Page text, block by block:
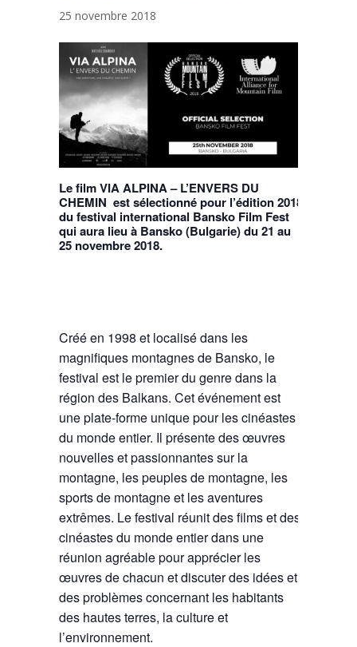
25 novembre 2018
Le film VIA ALPINA – L’ENVERS DU
CHEMIN est sélectionné pour l’édition 2018
du festival international Bansko Film Fest
qui aura lieu à Bansko (Bulgarie) du 21 au
25 novembre 2018.
Créé en 1998 et localisé dans les
magnifiques montagnes de Bansko, le
festival est le premier du genre dans la
région des Balkans. Cet événement est
une plate-forme unique pour les cinéastes
du monde entier. Il présente des œuvres
nouvelles et passionnantes sur la
montagne, les peuples de montagne, les
sports de montagne et les aventures
extrêmes. Le festival réunit des films et des
cinéastes du monde entier dans une
réunion agréable pour apprécier les
œuvres de chacun et discuter des idées et
des problèmes concernant les habitants
des hautes terres, la culture et
l’environnement.